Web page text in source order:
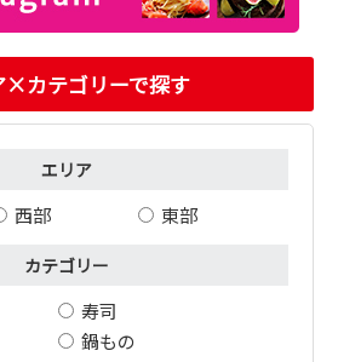
×カテゴリーで探す
エリア
西部 東部
カテゴリー
寿司
鍋もの